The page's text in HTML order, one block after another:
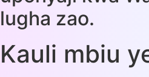
lugha zao.
Kauli mbiu